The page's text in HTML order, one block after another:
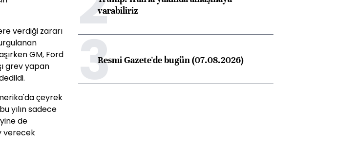
verdiği zararı
GM, Ford
grev yapan
çeyrek
yılın sadece
de
verecek
varabiliriz
3Resmi Gazete'de bugün (07.08.2026)